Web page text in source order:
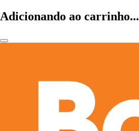
Adicionando ao carrinho...